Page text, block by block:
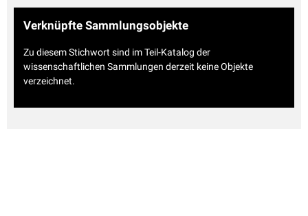
Verknüpfte Sammlungsobjekte
Zu diesem Stichwort sind im Teil-Katalog der
wissenschaftlichen Sammlungen derzeit keine Objekte
verzeichnet.